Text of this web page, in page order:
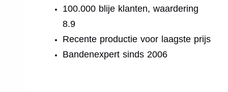
100.000 blije klanten, waardering
8.9
Recente productie voor laagste prijs
Bandenexpert sinds 2006